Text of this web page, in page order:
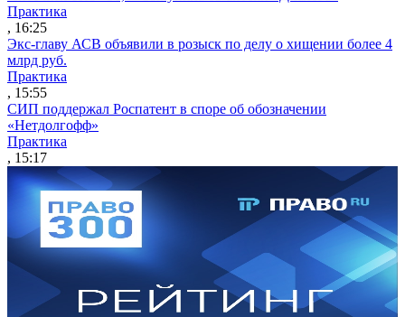
Практика
, 16:25
Экс-главу АСВ объявили в розыск по делу о хищении более 4
млрд руб.
Практика
, 15:55
СИП поддержал Роспатент в споре об обозначении
«Нетдолгофф»
Практика
, 15:17